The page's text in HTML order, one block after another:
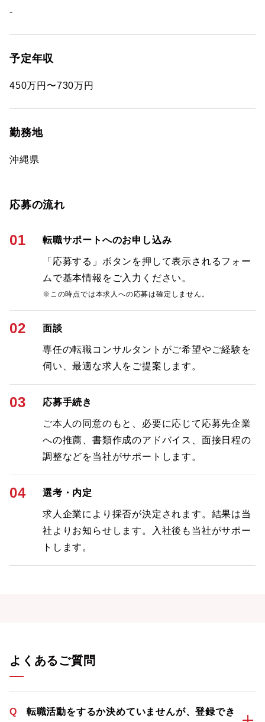
-
予定年収
450万円〜730万円
勤務地
沖縄県
応募の流れ
01 転職サポートへのお申し込み
「応募する」ボタンを押して表示されるフォー
ムで基本情報をご入力ください。
※この時点では本求人への応募は確定しません。
02 面談
専任の転職コンサルタントがご希望やご経験を
伺い、最適な求人をご提案します。
03 応募手続き
ご本人の同意のもと、必要に応じて応募先企業
への推薦、書類作成のアドバイス、面接日程の
調整などを当社がサポートします。
04 選考・内定
求人企業により採否が決定されます。結果は当
社よりお知らせします。入社後も当社がサポー
トします。
よくあるご質問
Q 転職活動をするか決めていませんが、登録でき